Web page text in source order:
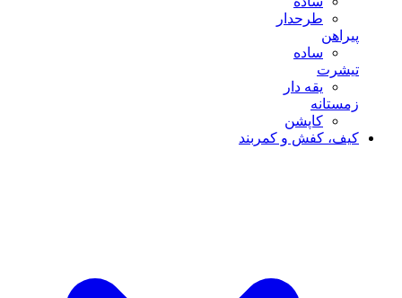
طرحدار
پیراهن
ساده
تیشرت
یقه دار
زمستانه
کاپشن
کیف، کفش و کمربند